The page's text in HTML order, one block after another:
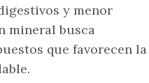
y menor
mineral busca
que favorecen la